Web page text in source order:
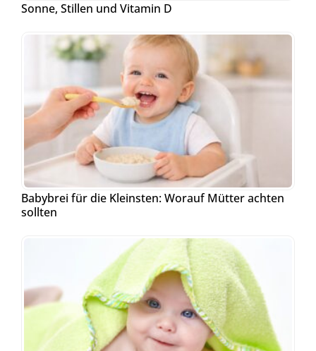
Sonne, Stillen und Vitamin D
Babybrei für die Kleinsten: Worauf Mütter achten
sollten